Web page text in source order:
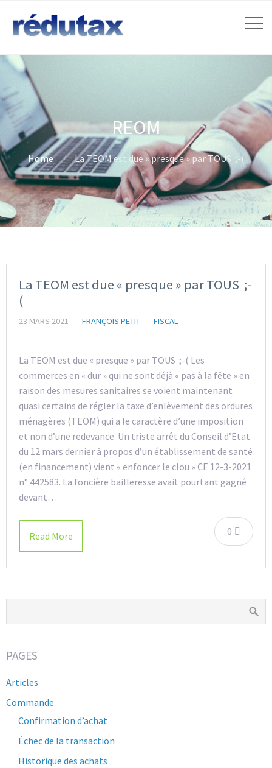
REOM
Home La TEOM est due « presque » par TOUS ;-(
La TEOM est due « presque » par TOUS ;-
(
23 MARS 2021 FRANÇOIS PETIT FISCAL
La TEOM est due « presque » par TOUS ;-( Les
commerces en « dur » qui ne sont déjà « pas à la fête » en
raison des mesures sanitaires se voient maintenant
quasi certains de régler la taxe d’enlèvement des ordures
ménagères (TEOM) qui a le caractère d’une imposition
et non d’une redevance. Un triste arrêt du Conseil d’Etat
du 12 mars dernier à propos d’un établissement de santé
(en financement) vient « enfoncer le clou » CE 12-3-2021
n° 442583. La foncière bailleresse avait pourtant gagné
devant…
0
Read More
PAGES
Articles
Commande
Confirmation d’achat
Échec de la transaction
Historique des achats